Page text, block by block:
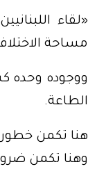
«لقاء
مساحة
ووجوده وحده
الطاعة.
هنا تكمن
وهنا تكمن